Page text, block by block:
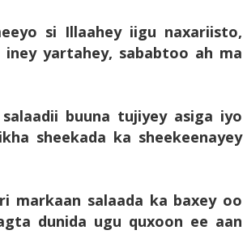
si Illaahey iigu naxariisto,
yartahey, sababtoo ah ma
buuna tujiyey asiga iyo
sheekada ka sheekeenayey
markaan salaada ka baxey oo
dunida ugu quxoon ee aan